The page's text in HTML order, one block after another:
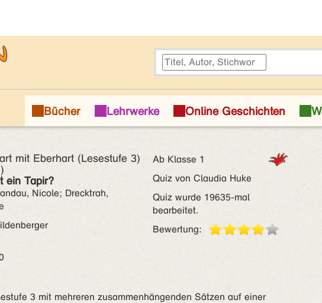
mit Eberhart (Lesestufe 3)
ein Tapir?
Nicole; Drecktrah,
Ab Klasse 1
Quiz von Claudia Huke
Quiz wurde 19635-mal
bearbeitet.
Bewertung:
3 mit mehreren zusammenhängenden Sätzen auf einer